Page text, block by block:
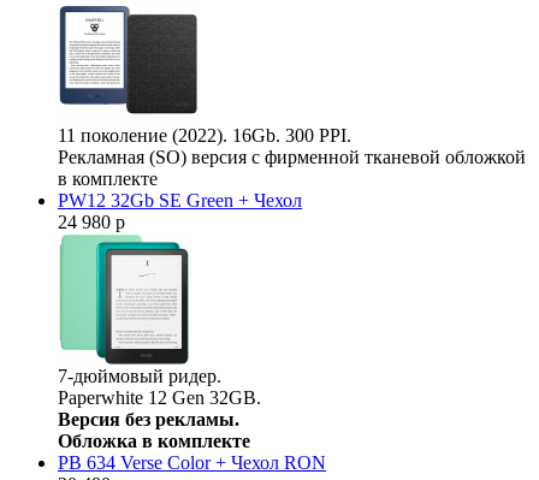
11 поколение (2022). 16Gb. 300 PPI.
Рекламная (SO) версия с фирменной тканевой обложкой
в комплекте
PW12 32Gb SE Green + Чехол
24 980 р
7-дюймовый ридер.
Paperwhite 12 Gen 32GB.
Версия без рекламы.
Обложка в комплекте
PB 634 Verse Color + Чехол RON